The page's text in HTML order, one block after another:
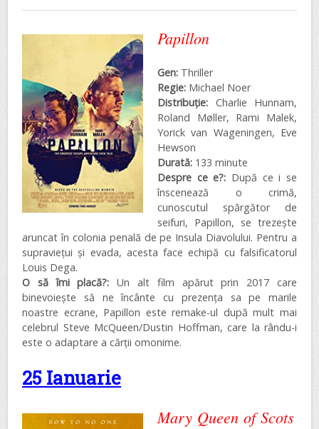
Papillon
Gen: Thriller
Regie: Michael Noer
Distribuţie: Charlie Hunnam,
Roland Møller, Rami Malek,
Yorick van Wageningen, Eve
Hewson
Durată: 133 minute
Despre ce e?: După ce i se
înscenează o crimă,
cunoscutul spărgător de
seifuri, Papillon, se trezește
aruncat în colonia penală de pe Insula Diavolului. Pentru a
supraviețui și evada, acesta face echipă cu falsificatorul
Louis Dega.
O să îmi placă?: Un alt film apărut prin 2017 care
binevoiește să ne încânte cu prezența sa pe marile
noastre ecrane, Papillon este remake-ul după mult mai
celebrul Steve McQueen/Dustin Hoffman, care la rându-i
este o adaptare a cărții omonime.
25 Ianuarie
Mary Queen of Scots